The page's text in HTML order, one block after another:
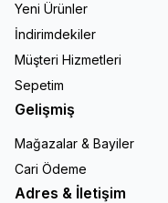
Yeni Ürünler
İndirimdekiler
Müşteri Hizmetleri
Sepetim
Gelişmiş
Mağazalar & Bayiler
Cari Ödeme
Adres & İletişim